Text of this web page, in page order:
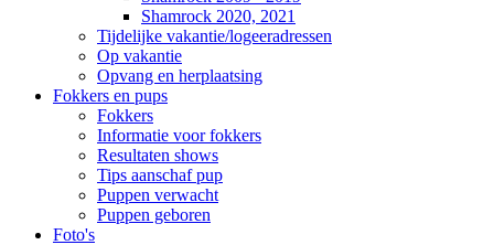
Shamrock 2020, 2021
Tijdelijke vakantie/logeeradressen
Op vakantie
Opvang en herplaatsing
Fokkers en pups
Fokkers
Informatie voor fokkers
Resultaten shows
Tips aanschaf pup
Puppen verwacht
Puppen geboren
Foto's